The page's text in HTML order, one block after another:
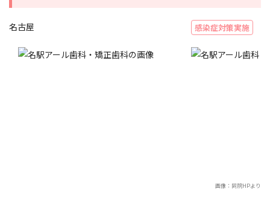
感染症対策実施
名古屋
画像： 同院HPより